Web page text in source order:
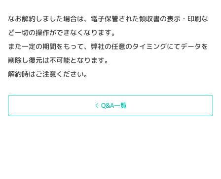
なお解約しました場合は、電子保管された領収書の表示・印刷な
ど一切の操作ができなくなります。
また一定の期間をもって、弊社の任意のタイミングにてデータを
削除し復元は不可能となります。
解約時はご注意ください。
Q&A一覧